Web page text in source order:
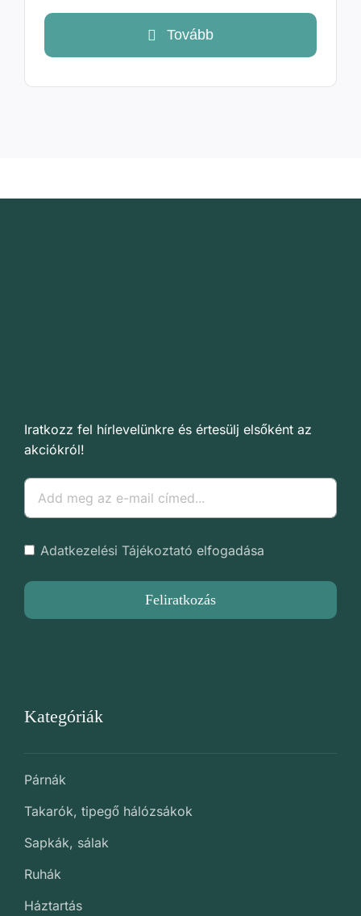
Tovább
Iratkozz fel hírlevelünkre és értesülj elsőként az
akciókról!
Adatkezelési Tájékoztató elfogadása
Feliratkozás
Kategóriák
Párnák
Takarók, tipegő hálózsákok
Sapkák, sálak
Ruhák
Háztartás